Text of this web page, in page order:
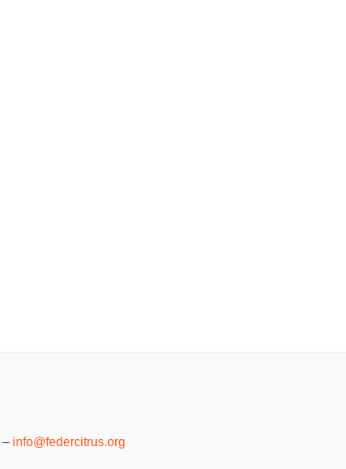
– info@federcitrus.org